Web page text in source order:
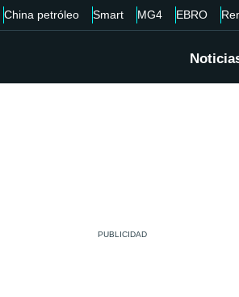
China petróleo Smart MG4 EBRO